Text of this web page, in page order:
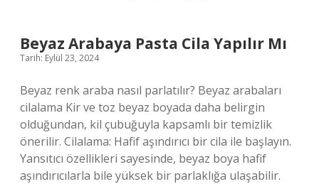
Öğrenme
ve
Neşe
Yazılar
Beyaz Arabaya Pasta Cila Yapılır Mı
Tarih: Eylül 23, 2024
Beyaz renk araba nasıl parlatılır? Beyaz arabaları
cilalama Kir ve toz beyaz boyada daha belirgin
olduğundan, kil çubuğuyla kapsamlı bir temizlik
önerilir. Cilalama: Hafif aşındırıcı bir cila ile başlayın.
Yansıtıcı özellikleri sayesinde, beyaz boya hafif
aşındırıcılarla bile yüksek bir parlaklığa ulaşabilir.